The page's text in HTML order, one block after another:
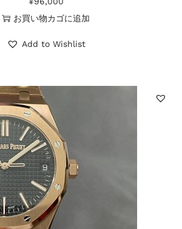
お買い物カゴに追加
Add to Wishlist